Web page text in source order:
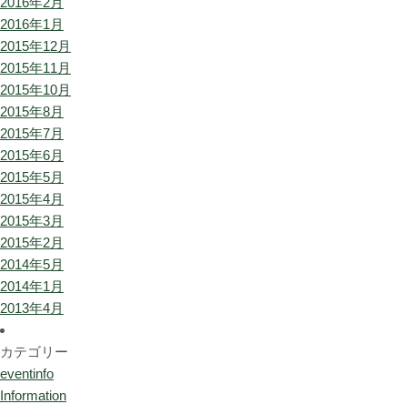
2016年1月
2015年12月
2015年11月
2015年10月
2015年8月
2015年7月
2015年6月
2015年5月
2015年4月
2015年3月
2015年2月
2014年5月
2014年1月
2013年4月
カテゴリー
eventinfo
Information